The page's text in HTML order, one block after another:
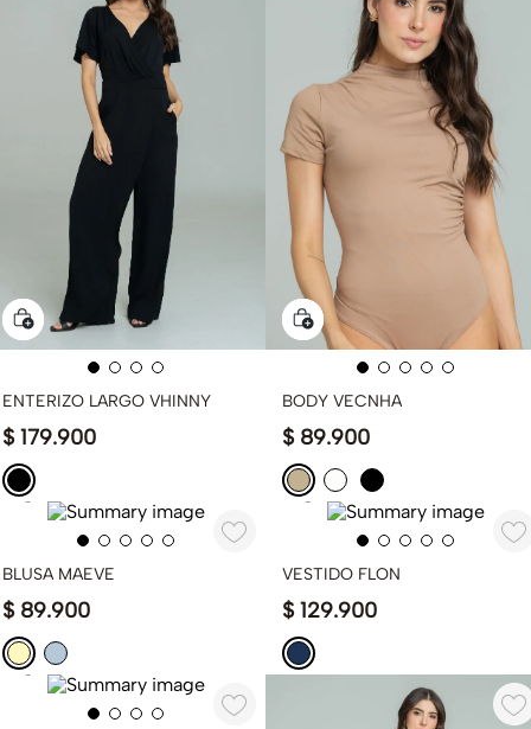
ENTERIZO LARGO VHINNY
$ 179.900
BODY VECNHA
$ 89.900
BLUSA MAEVE
$ 89.900
VESTIDO FLON
$ 129.900